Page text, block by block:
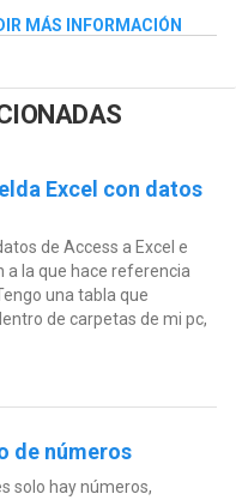
MÁS INFORMACIÓN
Excel con datos
de Access a Excel e
la que hace referencia
una tabla que
de carpetas de mi pc,
de números
solo hay números,